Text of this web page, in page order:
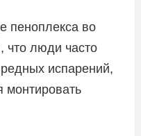
пеноплекса во
что люди часто
испарений,
монтировать